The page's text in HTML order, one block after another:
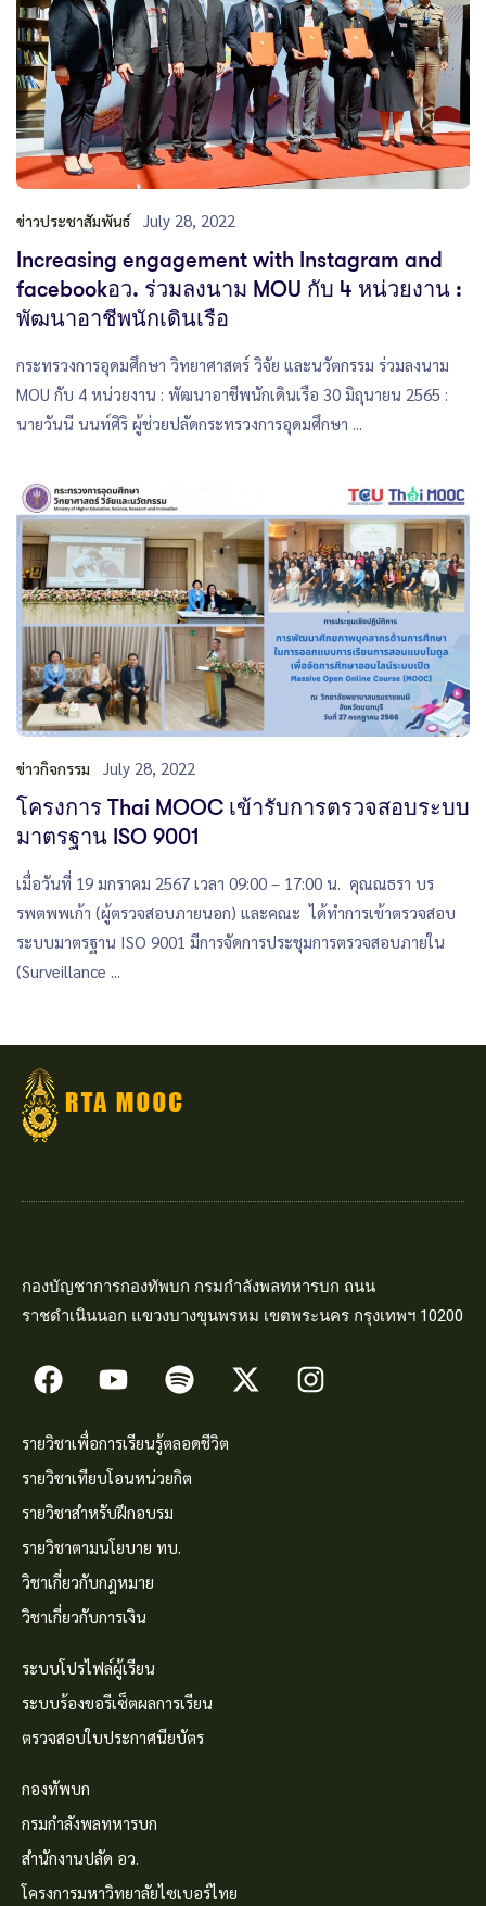
ข่าวประชาสัมพันธ์ July 28, 2022
Increasing engagement with Instagram and
facebookอว. ร่วมลงนาม MOU กับ 4 หน่วยงาน :
พัฒนาอาชีพนักเดินเรือ
กระทรวงการอุดมศึกษา วิทยาศาสตร์ วิจัย และนวัตกรรม ร่วมลงนาม
MOU กับ 4 หน่วยงาน : พัฒนาอาชีพนักเดินเรือ 30 มิถุนายน 2565 :
นายวันนี นนท์ศิริ ผู้ช่วยปลัดกระทรวงการอุดมศึกษา ...
ข่าวกิจกรรม July 28, 2022
โครงการ Thai MOOC เข้ารับการตรวจสอบระบบ
มาตรฐาน ISO 9001
เมื่อวันที่ 19 มกราคม 2567 เวลา 09:00 – 17:00 น. คุณณธรา บร
รพตพพเก้า (ผู้ตรวจสอบภายนอก) และคณะ ได้ทำการเข้าตรวจสอบ
ระบบมาตรฐาน ISO 9001 มีการจัดการประชุมการตรวจสอบภายใน
(Surveillance ...
กองบัญชาการกองทัพบก กรมกำลังพลทหารบก ถนน
ราชดำเนินนอก แขวงบางขุนพรหม เขตพระนคร กรุงเทพฯ 10200
รายวิชาเพื่อการเรียนรู้ตลอดชีวิต
รายวิชาเทียบโอนหน่วยกิต
รายวิชาสำหรับฝึกอบรม
รายวิชาตามนโยบาย ทบ.
วิชาเกี่ยวกับกฎหมาย
วิชาเกี่ยวกับการเงิน
ระบบโปรไฟล์ผู้เรียน
ระบบร้องขอรีเซ็ตผลการเรียน
ตรวจสอบใบประกาศนียบัตร
กองทัพบก
กรมกำลังพลทหารบก
สำนักงานปลัด อว.
โครงการมหาวิทยาลัยไซเบอร์ไทย